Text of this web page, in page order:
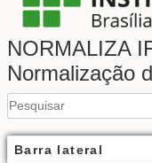
NORMALIZA
Normalização
Barra lateral